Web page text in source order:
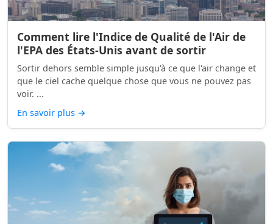
Comment lire l'Indice de Qualité de l'Air de
l'EPA des États-Unis avant de sortir
Sortir dehors semble simple jusqu'à ce que l'air change et
que le ciel cache quelque chose que vous ne pouvez pas
voir. ...
En savoir plus →